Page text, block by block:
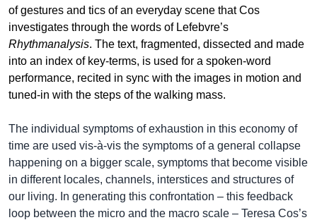
of gestures and tics of an everyday scene that Cos
investigates through the words of Lefebvre’s
Rhythmanalysis. The text, fragmented, dissected and made
into an index of key-terms, is used for a spoken-word
performance, recited in sync with the images in motion and
tuned-in with the steps of the walking mass.
The individual symptoms of exhaustion in this economy of
time are used vis-à-vis the symptoms of a general collapse
happening on a bigger scale, symptoms that become visible
in different locales, channels, interstices and structures of
our living. In generating this confrontation – this feedback
loop between the micro and the macro scale – Teresa Cos’s